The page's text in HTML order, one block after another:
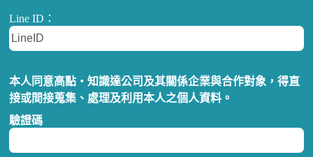
Line ID：
本人同意高點‧知識達公司及其關係企業與合作對象，得直
接或間接蒐集、處理及利用本人之個人資料。
驗證碼